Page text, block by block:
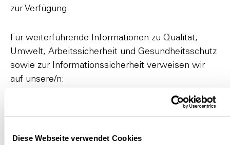
Diese Webseite verwendet Cookies
zur Verfügung.
Für weiterführende Informationen zu Qualität,
Umwelt, Arbeitssicherheit und Gesundheitsschutz
sowie zur Informationssicherheit verweisen wir
auf unsere/n:
Verhaltenskodex